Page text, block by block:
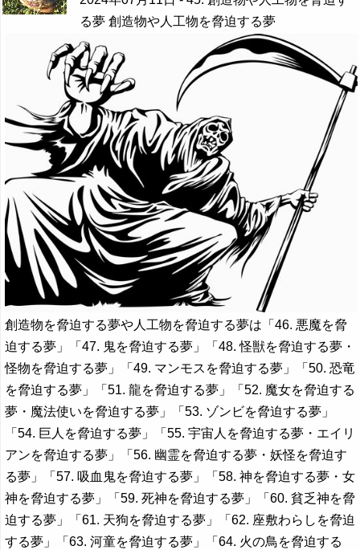
る夢 創造物や人工物を脅迫する夢
創造物を脅迫する夢や人工物を脅迫する夢は「46. 悪魔を脅
迫する夢」「47. 鬼を脅迫する夢」「48. 怪獣を脅迫する夢・
怪物を脅迫する夢」「49. マンモスを脅迫する夢」「50. 恐竜
を脅迫する夢」「51. 龍を脅迫する夢」「52. 魔女を脅迫する
夢・魔法使いを脅迫する夢」「53. ゾンビを脅迫する夢」
「54. 巨人を脅迫する夢」「55. 宇宙人を脅迫する夢・エイリ
アンを脅迫する夢」「56. 幽霊を脅迫する夢・妖怪を脅迫す
る夢」「57. 吸血鬼を脅迫する夢」「58. 神を脅迫する夢・女
神を脅迫する夢」「59. 死神を脅迫する夢」「60. 貧乏神を脅
迫する夢」「61. 天狗を脅迫する夢」「62. 座敷わらしを脅迫
する夢」「63. 河童を脅迫する夢」「64. 火の鳥を脅迫する